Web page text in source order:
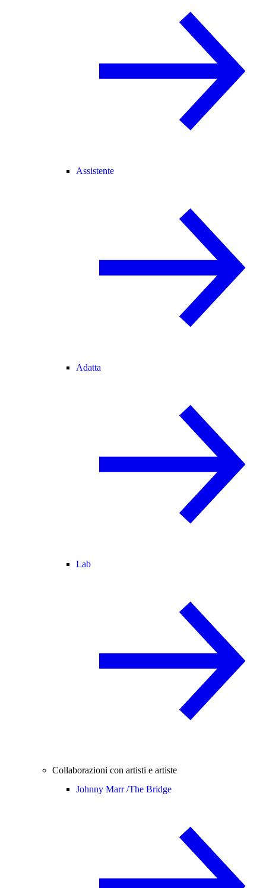
Assistente
Adatta
Lab
Collaborazioni con artisti e artiste
Johnny Marr /The Bridge